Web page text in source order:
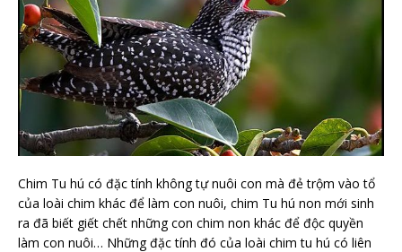
Chim Tu hú có đặc tính không tự nuôi con mà đẻ trộm vào tổ
của loài chim khác để làm con nuôi, chim Tu hú non mới sinh
ra đã biết giết chết những con chim non khác để độc quyền
làm con nuôi… Những đặc tính đó của loài chim tu hú có liên